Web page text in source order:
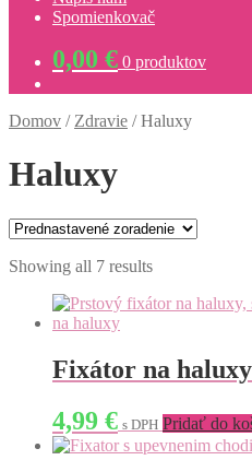
Spomienkovač
0,00 € 0 produktov
Domov / Zdravie /Haluxy
Haluxy
Showing all 7 results
Fixátor na
4,99 € s DPH Pridať do